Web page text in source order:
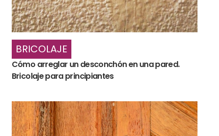
BRICOLAJE
Cómo arreglar un desconchón en una pared.
Bricolaje para principiantes